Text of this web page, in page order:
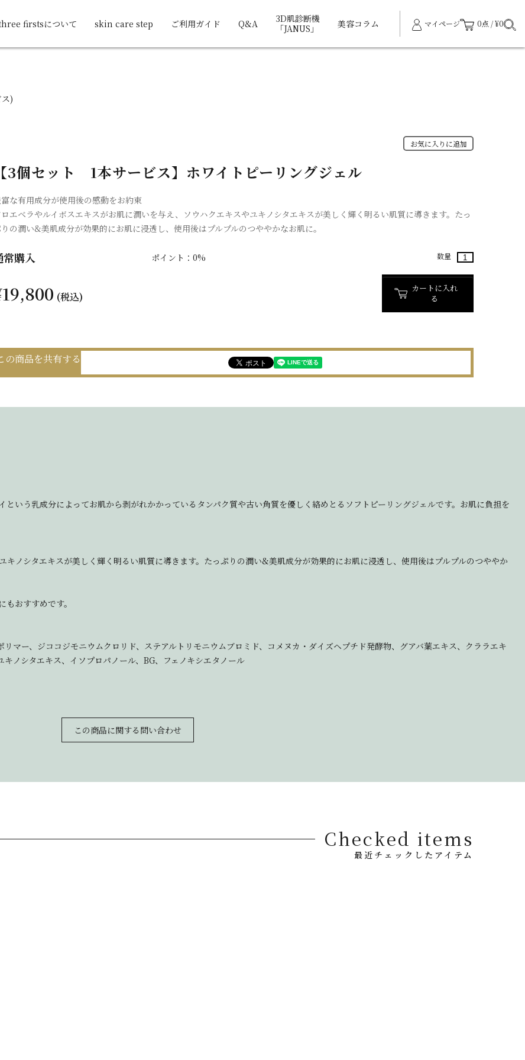
firstsについて skin care step ご利用ガイド Q&A
3D肌診断機
「JANUS」
美容コラム マイページ 0点 / ¥0
)
お気に入りに追加
【3個セット 1本サービス】ホワイトピーリングジェル
な有用成分が使用後の感動をお約束
ロエベラやルイボスエキスがお肌に潤いを与え、ソウハクエキスやユキノシタエキスが美しく輝く明るい肌質に導きます。たっ
の潤い&美肌成分が効果的にお肌に浸透し、使用後はプルプルのつややかなお肌に。
常購入 ポイント：0% 数量
(税込)
カートに入れ
る
の商品を共有する
いう乳成分によってお肌から剥がれかかっているタンパク質や古い角質を優しく絡めとるソフトピーリングジェルです。お肌に負担を
ノシタエキスが美しく輝く明るい肌質に導きます。たっぷりの潤い&美肌成分が効果的にお肌に浸透し、使用後はプルプルのつややか
おすすめです。
マー、ジココジモニウムクロリド、ステアルトリモニウムブロミド、コメヌカ・ダイズヘプチド発酵物、グアバ葉エキス、クララエキ
ノシタエキス、イソプロパノール、BG、フェノキシエタノール
この商品に関する問い合わせ
Checked items
最近チェックしたアイテム